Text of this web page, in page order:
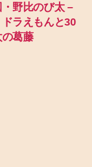
野比のび太 –
ラえもんと30
葛藤